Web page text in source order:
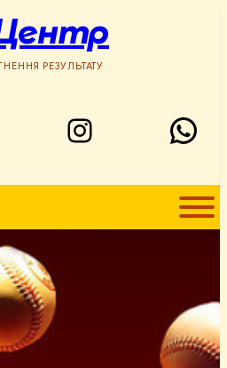
РЕЗУЛЬТАТУ
Instagram WhatsApp